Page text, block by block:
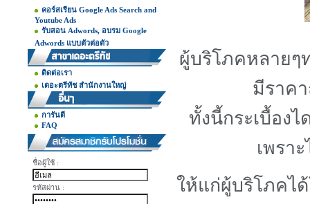
คอร์สเรียน Google Ads Search and
Youtube Ads
รับสอน Adwords, อบรม Google
Adwords แบบตัวต่อตัว
ติดต่อเรา
เดอะตรีทัช สำนักงานใหญ่
การันตี
FAQ
ชื่อผู้ใช้ :
รหัสผ่าน :
ผู้บริโภคหลายๆ
มีราค
ทั้งนี้กระเบื้อง
เพรา
ให้แก่ผู้บริโภคไ